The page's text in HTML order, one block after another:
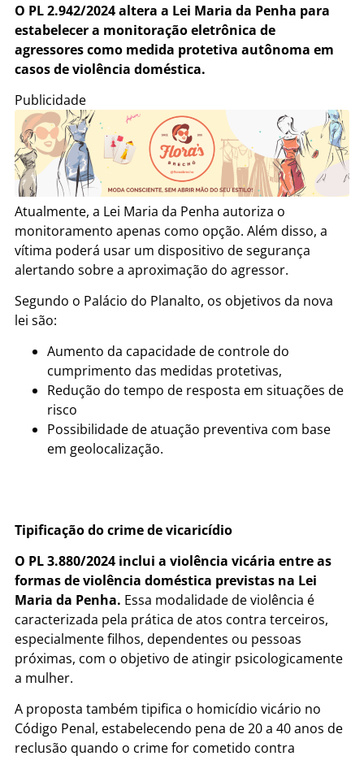
O PL 2.942/2024 altera a Lei Maria da Penha para
estabelecer a monitoração eletrônica de
agressores como medida protetiva autônoma em
casos de violência doméstica.
Publicidade
Atualmente, a Lei Maria da Penha autoriza o
monitoramento apenas como opção. Além disso, a
vítima poderá usar um dispositivo de segurança
alertando sobre a aproximação do agressor.
Segundo o Palácio do Planalto, os objetivos da nova
lei são:
Aumento da capacidade de controle do
cumprimento das medidas protetivas,
Redução do tempo de resposta em situações de
risco
Possibilidade de atuação preventiva com base
em geolocalização.
Tipificação do crime de vicaricídio
O PL 3.880/2024 inclui a violência vicária entre as
formas de violência doméstica previstas na Lei
Maria da Penha. Essa modalidade de violência é
caracterizada pela prática de atos contra terceiros,
especialmente filhos, dependentes ou pessoas
próximas, com o objetivo de atingir psicologicamente
a mulher.
A proposta também tipifica o homicídio vicário no
Código Penal, estabelecendo pena de 20 a 40 anos de
reclusão quando o crime for cometido contra